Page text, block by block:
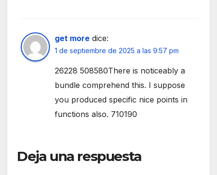
get more dice:
1 de septiembre de 2025 a las 9:57 pm
26228 508580There is noticeably a
bundle comprehend this. I suppose
you produced specific nice points in
functions also. 710190
Deja una respuesta